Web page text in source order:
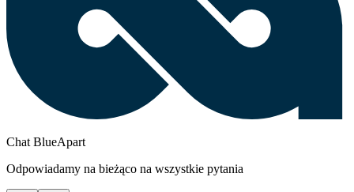
Chat BlueApart
Odpowiadamy na bieżąco na wszystkie pytania